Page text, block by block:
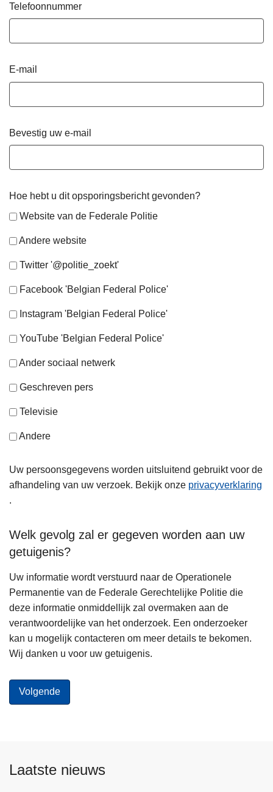
Telefoonnummer
E-mail
Bevestig uw e-mail
Hoe hebt u dit opsporingsbericht gevonden?
Website van de Federale Politie
Andere website
Twitter '@politie_zoekt'
Facebook 'Belgian Federal Police'
Instagram 'Belgian Federal Police'
YouTube 'Belgian Federal Police'
Ander sociaal netwerk
Geschreven pers
Televisie
Andere
Uw persoonsgegevens worden uitsluitend gebruikt voor de
afhandeling van uw verzoek. Bekijk onze privacyverklaring
.
Welk gevolg zal er gegeven worden aan uw
getuigenis?
Uw informatie wordt verstuurd naar de Operationele
Permanentie van de Federale Gerechtelijke Politie die
deze informatie onmiddellijk zal overmaken aan de
verantwoordelijke van het onderzoek. Een onderzoeker
kan u mogelijk contacteren om meer details te bekomen.
Wij danken u voor uw getuigenis.
Laatste nieuws